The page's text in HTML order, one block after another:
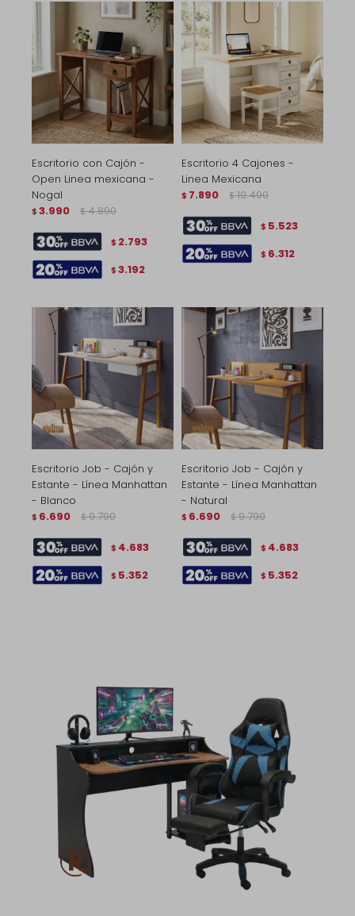
Escritorio con Cajón -
Open Linea mexicana -
Nogal
$ 3.990 $ 4.890
$ 2.793
$ 3.192
Escritorio 4 Cajones -
Linea Mexicana
$ 7.890 $ 10.490
$ 5.523
$ 6.312
Escritorio Job - Cajón y
Estante - Línea Manhattan
- Blanco
$ 6.690 $ 9.790
$ 4.683
$ 5.352
Escritorio Job - Cajón y
Estante - Línea Manhattan
- Natural
$ 6.690 $ 9.790
$ 4.683
$ 5.352